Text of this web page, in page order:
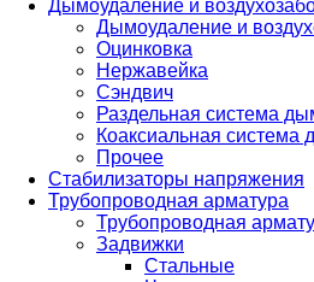
Дымоудаление и
Дымоудаление и
Оцинковка
Нержавейка
Сэндвич
Раздельная система
Коаксиальная система
Прочее
Стабилизаторы напряжения
Трубопроводная арматура
Трубопроводная
Задвижки
Стальные